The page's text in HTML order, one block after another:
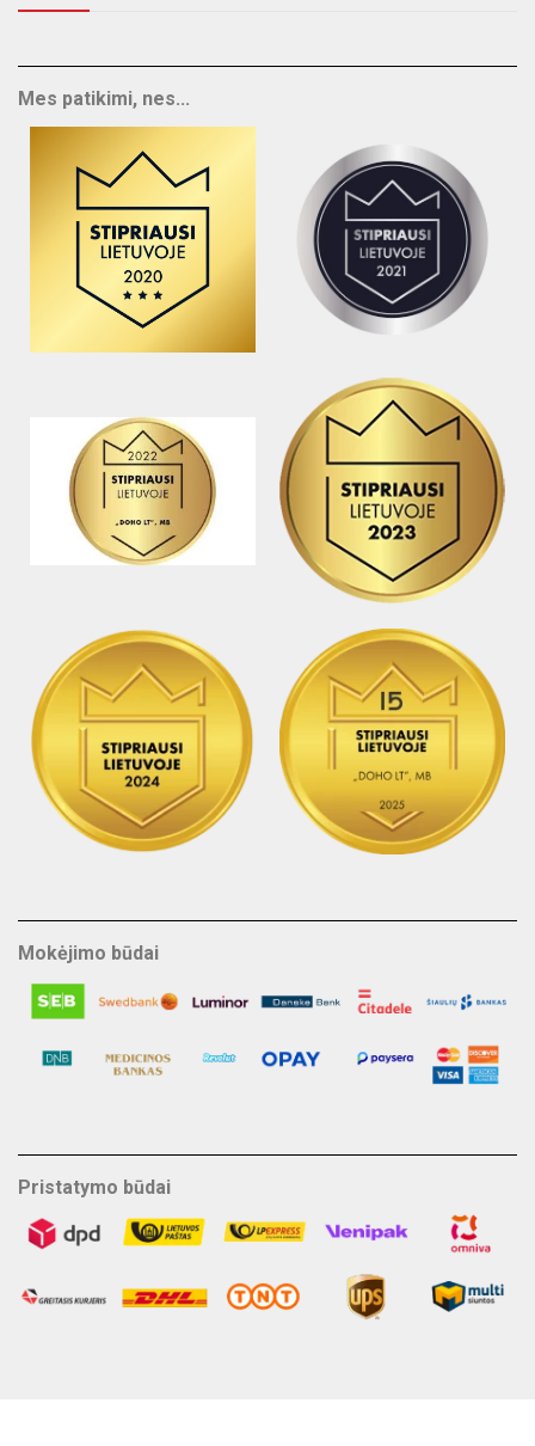
Mes patikimi, nes...
Mokėjimo būdai
Pristatymo būdai